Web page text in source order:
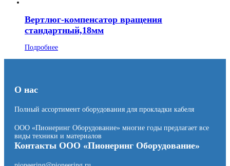
Вертлюг-компенсатор вращения
стандартный,18мм
Подробнее
О нас
Полный ассортимент оборудования для прокладки кабеля
ООО «Пионеринг Оборудование» многие годы предлагает все
виды техники и материалов
Контакты ООО «Пионеринг Оборудование»